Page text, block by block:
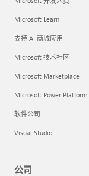
Microsoft Learn
支持 AI 商城应用
Microsoft 技术社区
Microsoft Marketplace
Microsoft Power Platform
软件公司
Visual Studio
公司